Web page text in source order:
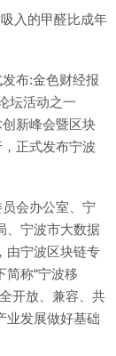
入的甲醛比成年
布:金色财经报
坛活动之一
新峰会暨区块
正式发布宁波
会办公室、宁
、宁波市大数据
由宁波区块链专
称“宁波移
开放、兼容、共
业发展做好基础